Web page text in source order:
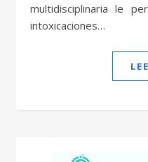
multidisciplinaria le
intoxicaciones…